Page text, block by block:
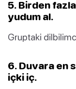
5. Birden
yudum al.
Gruptaki
6. Duvara en
içki iç.